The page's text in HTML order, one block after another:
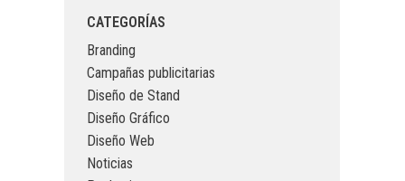
CATEGORÍAS
Branding
Campañas publicitarias
Diseño de Stand
Diseño Gráfico
Diseño Web
Noticias